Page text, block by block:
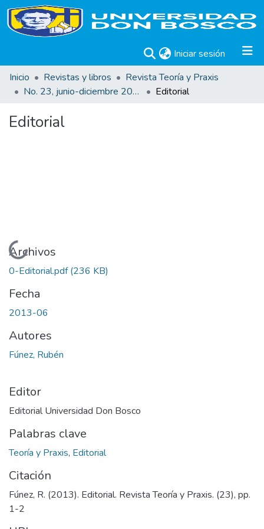
Iniciar sesión (current)
Inicio
Revistas y libros
Revista Teoría y Praxis
No. 23, junio-diciembre 2013
Editorial
Editorial
Cargando...
Archivos
0-Editorial.pdf(236 KB)
Fecha
2013-06
Autores
Fúnez, Rubén
Editor
Editorial Universidad Don Bosco
Palabras clave
Teoría y Praxis, Editorial
Citación
Fúnez, R. (2013). Editorial. Revista Teoría y Praxis. (23), pp.
1-2